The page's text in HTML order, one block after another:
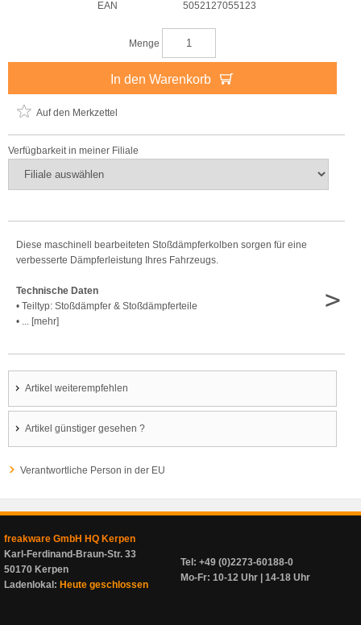
EAN
5052127055123
Menge
In den Warenkorb
Auf den Merkzettel
Verfügbarkeit in meiner Filiale
Diese maschinell bearbeiteten Stoßdämpferkolben sorgen für eine
verbesserte Dämpferleistung Ihres Fahrzeugs.
Technische Daten
• Teiltyp: Stoßdämpfer & Stoßdämpferteile
• ... [mehr]
>
Artikel weiterempfehlen
Artikel günstiger gesehen ?
Verantwortliche Person in der EU
freakware GmbH HQ Kerpen
Karl-Ferdinand-Braun-Str. 33
50170 Kerpen
Ladenlokal: Heute geschlossen
Tel: +49 (0)2273-60188-0
Mo-Fr: 10-12 Uhr | 14-18 Uhr